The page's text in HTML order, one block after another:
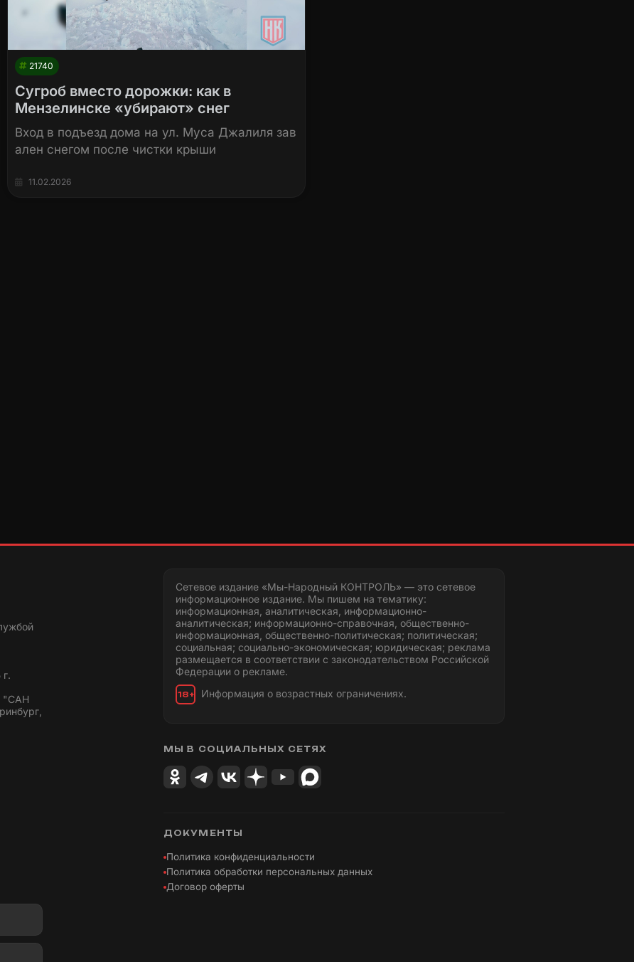
21740
Сугроб вместо дорожки: как в
Мензелинске «убирают» снег
Вход в подъезд дома на ул. Муса Джалиля зав
ален снегом после чистки крыши
11.02.2026
"САН
Сетевое издание «Мы-Народный КОНТРОЛЬ» — это сетевое
информационное издание. Мы пишем на тематику:
информационная, аналитическая, информационно-
аналитическая; информационно-справочная, общественно-
информационная, общественно-политическая; политическая;
социальная; социально-экономическая; юридическая; реклама
размещается в соответствии с законодательством Российской
Федерации о рекламе.
18+ Информация о возрастных ограничениях.
МЫ В СОЦИАЛЬНЫХ СЕТЯХ
ДОКУМЕНТЫ
Политика конфиденциальности
Политика обработки персональных данных
Договор оферты